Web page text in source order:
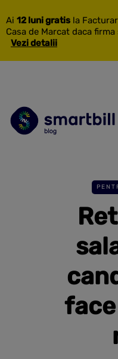
Ai 12 luni gratis la
Casa de Marcat daca
Vezi detalii